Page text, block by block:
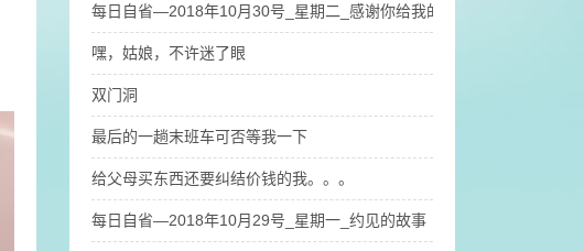
每日自省—2018年10月30号_星期二_感谢你给我的英雄梦
嘿，姑娘，不许迷了眼
双门洞
最后的一趟末班车可否等我一下
给父母买东西还要纠结价钱的我。。。
每日自省—2018年10月29号_星期一_约见的故事（1）